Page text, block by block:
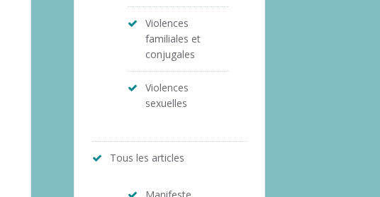
Violences
familiales et
conjugales
Violences
sexuelles
Tous les articles